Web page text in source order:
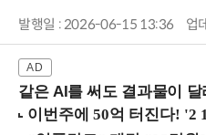
발행일 : 2026-06-15 13:36 업
같은 AI를 써도 결과물이 달